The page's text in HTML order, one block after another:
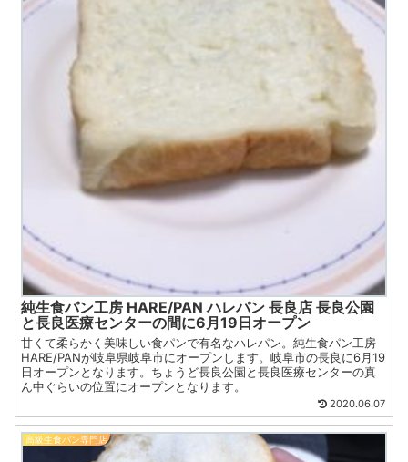
純生食パン工房 HARE/PAN ハレパン 長良店 長良公園
と長良医療センターの間に6月19日オープン
甘くて柔らかく美味しい食パンで有名なハレパン。純生食パン工房
HARE/PANが岐阜県岐阜市にオープンします。岐阜市の長良に6月19
日オープンとなります。ちょうど長良公園と長良医療センターの真
ん中ぐらいの位置にオープンとなります。
2020.06.07
高級生食パン専門店